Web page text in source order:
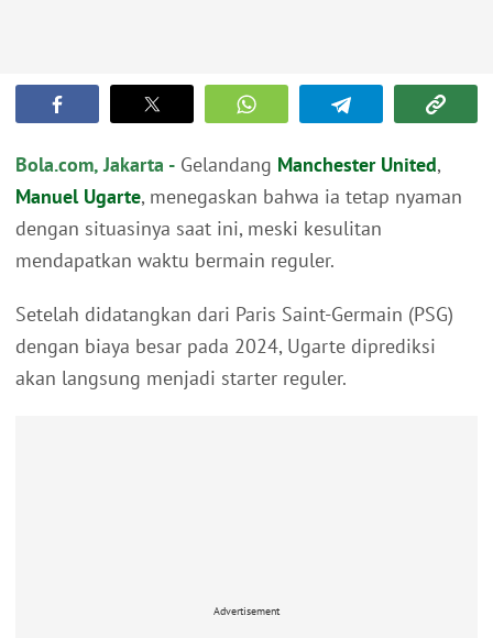
Bola.com, Jakarta - Gelandang Manchester United,
Manuel Ugarte, menegaskan bahwa ia tetap nyaman
dengan situasinya saat ini, meski kesulitan
mendapatkan waktu bermain reguler.
Setelah didatangkan dari Paris Saint-Germain (PSG)
dengan biaya besar pada 2024, Ugarte diprediksi
akan langsung menjadi starter reguler.
Advertisement